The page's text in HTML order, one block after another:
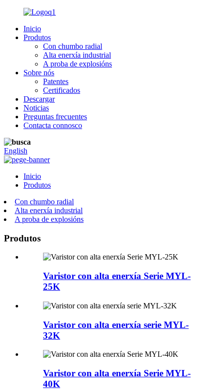
Inicio
Produtos
Con chumbo radial
Alta enerxía industrial
A proba de explosións
Sobre nós
Patentes
Certificados
Descargar
Noticias
Preguntas frecuentes
Contacta connosco
English
Inicio
Produtos
Con chumbo radial
Alta enerxía industrial
A proba de explosións
Produtos
Varistor con alta enerxía Serie MYL-
25K
Varistor con alta enerxía serie MYL-
32K
Varistor con alta enerxía Serie MYL-
40K